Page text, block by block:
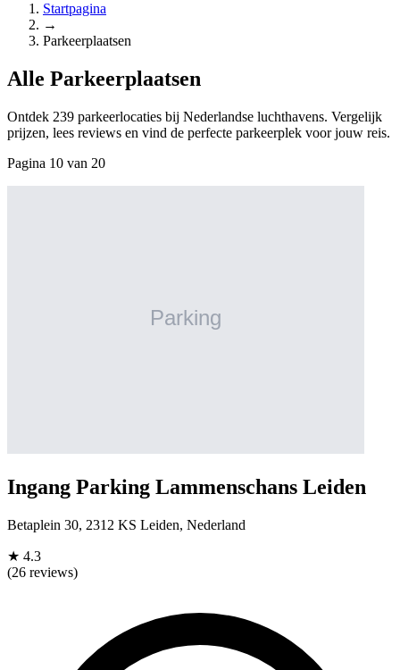
Startpagina
→
Parkeerplaatsen
Alle Parkeerplaatsen
Ontdek 239 parkeerlocaties bij Nederlandse luchthavens. Vergelijk
prijzen, lees reviews en vind de perfecte parkeerplek voor jouw reis.
Pagina 10 van 20
Ingang Parking Lammenschans Leiden
Betaplein 30, 2312 KS Leiden, Nederland
★ 4.3
(26 reviews)